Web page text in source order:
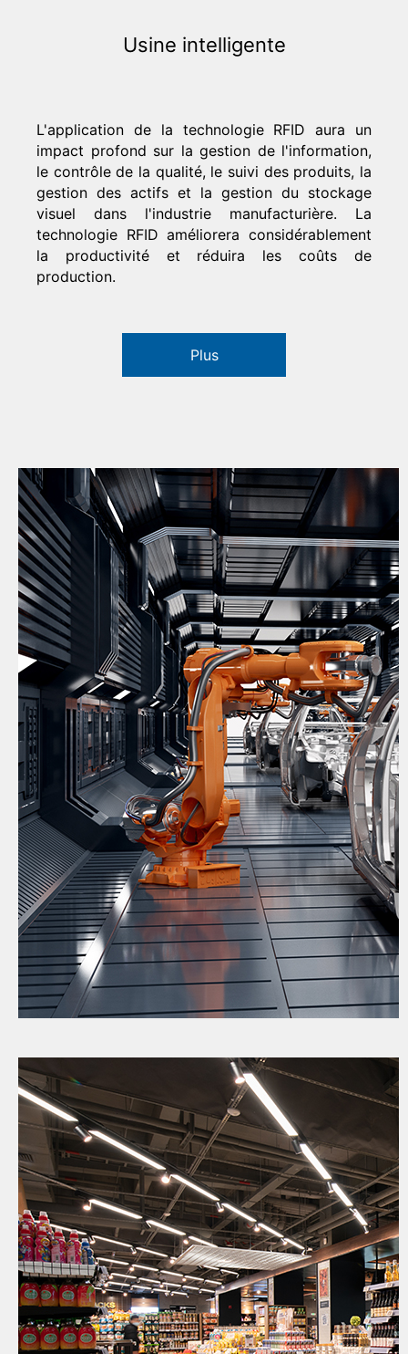
Usine intelligente
L'application de la technologie RFID aura un
impact profond sur la gestion de l'information,
le contrôle de la qualité, le suivi des produits, la
gestion des actifs et la gestion du stockage
visuel dans l'industrie manufacturière. La
technologie RFID améliorera considérablement
la productivité et réduira les coûts de
production.
Plus